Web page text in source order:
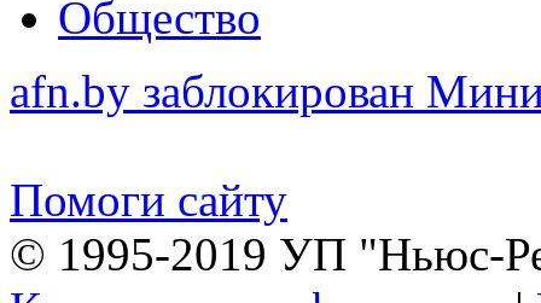
Общество
afn.by заблокирован
Помоги сайту
© 1995-2019 УП "Ньюс-